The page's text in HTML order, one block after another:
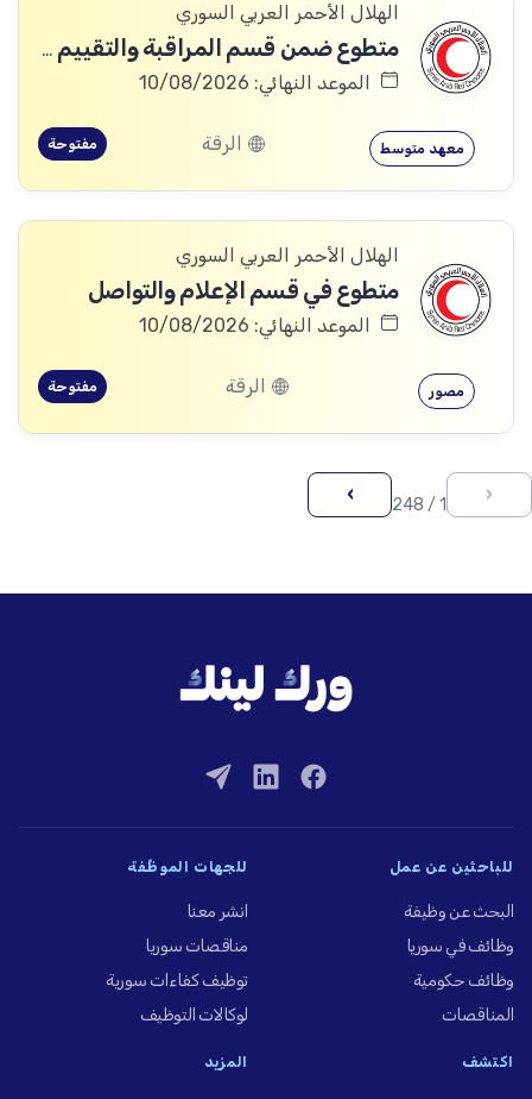
الهلال الأحمر العربي السوري
متطوع ضمن قسم المراقبة والتقييم والتعلم (MEAL)
الموعد النهائي: 10/08/2026
معهد متوسط الرقة مفتوحة
الهلال الأحمر العربي السوري
متطوع في قسم الإعلام والتواصل
الموعد النهائي: 10/08/2026
مصور الرقة مفتوحة
‹
1 / 248
›
للباحثين عن عمل
البحث عن وظيفة
وظائف في سوريا
وظائف حكومية
المناقصات
للجهات الموظِّفة
انشر معنا
مناقصات سوريا
توظيف كفاءات سورية
لوكالات التوظيف
اكتشف المزيد